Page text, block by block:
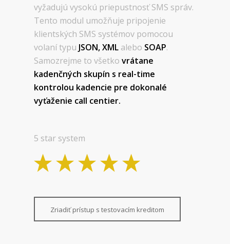
vyžadujú vysokú priepustnosť SMS správ.
Tento modul umožňuje pripojenie
klientských SMS systémov pomocou
volaní typu JSON, XMLalebo SOAP.
Samozrejme to všetko vrátane
kadenčných skupín s real-time
kontrolou kadencie pre dokonalé
vyťaženie call centier.
5 star system
Zriadiť prístup s testovacím kreditom